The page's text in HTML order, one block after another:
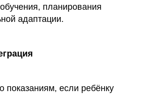
планирования
адаптации.
показаниям, если ребёнку